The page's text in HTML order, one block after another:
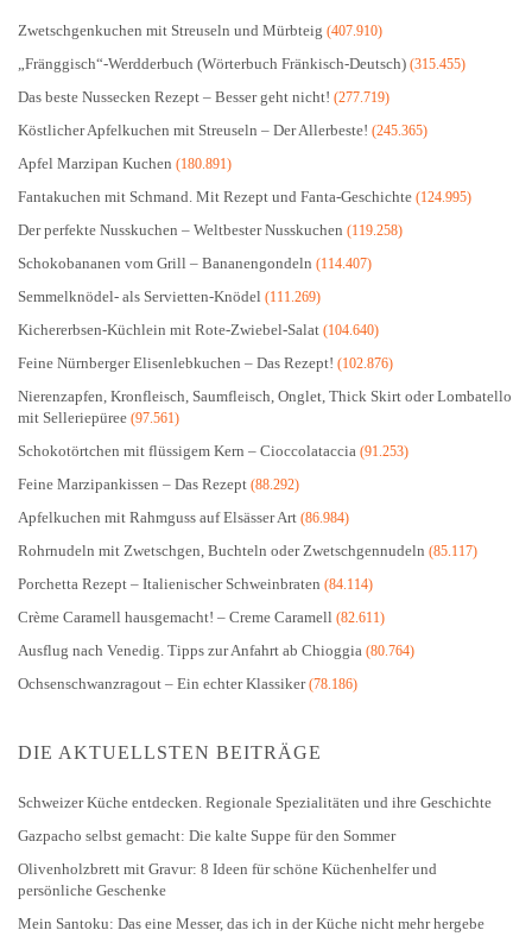
Zwetschgenkuchen mit Streuseln und Mürbteig (407.910)
„Fränggisch“-Werdderbuch (Wörterbuch Fränkisch-Deutsch) (315.455)
Das beste Nussecken Rezept – Besser geht nicht! (277.719)
Köstlicher Apfelkuchen mit Streuseln – Der Allerbeste! (245.365)
Apfel Marzipan Kuchen (180.891)
Fantakuchen mit Schmand. Mit Rezept und Fanta-Geschichte (124.995)
Der perfekte Nusskuchen – Weltbester Nusskuchen (119.258)
Schokobananen vom Grill – Bananengondeln (114.407)
Semmelknödel- als Servietten-Knödel (111.269)
Kichererbsen-Küchlein mit Rote-Zwiebel-Salat (104.640)
Feine Nürnberger Elisenlebkuchen – Das Rezept! (102.876)
Nierenzapfen, Kronfleisch, Saumfleisch, Onglet, Thick Skirt oder Lombatello
mit Selleriepüree (97.561)
Schokotörtchen mit flüssigem Kern – Cioccolataccia (91.253)
Feine Marzipankissen – Das Rezept (88.292)
Apfelkuchen mit Rahmguss auf Elsässer Art (86.984)
Rohrnudeln mit Zwetschgen, Buchteln oder Zwetschgennudeln (85.117)
Porchetta Rezept – Italienischer Schweinbraten (84.114)
Crème Caramell hausgemacht! – Creme Caramell (82.611)
Ausflug nach Venedig. Tipps zur Anfahrt ab Chioggia (80.764)
Ochsenschwanzragout – Ein echter Klassiker(78.186)
DIE AKTUELLSTEN BEITRÄGE
Schweizer Küche entdecken. Regionale Spezialitäten und ihre Geschichte
Gazpacho selbst gemacht: Die kalte Suppe für den Sommer
Olivenholzbrett mit Gravur: 8 Ideen für schöne Küchenhelfer und
persönliche Geschenke
Mein Santoku: Das eine Messer, das ich in der Küche nicht mehr hergebe